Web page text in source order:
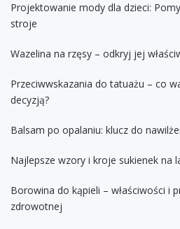
Projektowanie mody dla dzieci:
stroje
Wazelina na rzęsy – odkryj jej
Przeciwwskazania do tatuażu – co
decyzją?
Balsam po opalaniu: klucz do
Najlepsze wzory i kroje sukienek na
Borowina do kąpieli – właściwości i
zdrowotnej